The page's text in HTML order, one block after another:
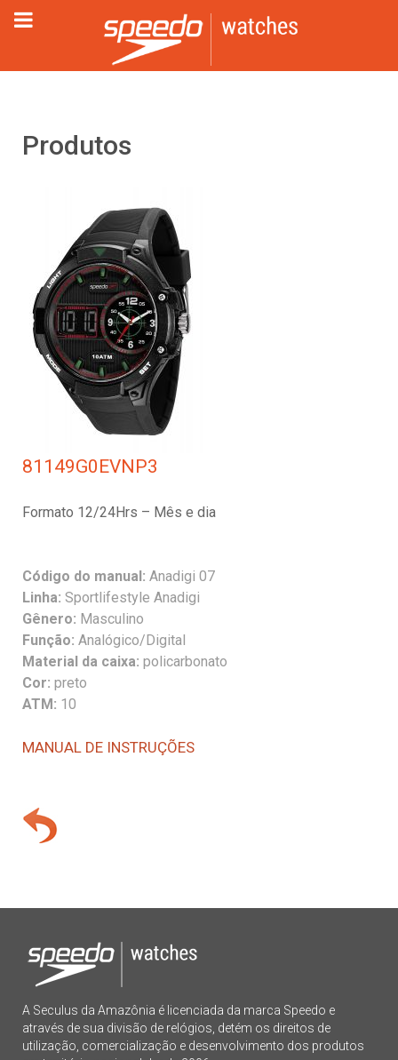
Produtos
81149G0EVNP3
Formato 12/24Hrs – Mês e dia
Código do manual: Anadigi 07
Linha: Sportlifestyle Anadigi
Gênero: Masculino
Função: Analógico/Digital
Material da caixa: policarbonato
Cor: preto
ATM: 10
MANUAL DE INSTRUÇÕES
A Seculus da Amazônia é licenciada da marca Speedo e
através de sua divisão de relógios, detém os direitos de
utilização, comercialização e desenvolvimento dos produtos